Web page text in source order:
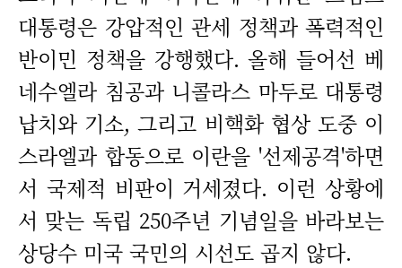
대통령은 강압적인 관세 정책과 폭력적인
반이민 정책을 강행했다. 올해 들어선 베
네수엘라 침공과 니콜라스 마두로 대통령
납치와 기소, 그리고 비핵화 협상 도중 이
스라엘과 합동으로 이란을 '선제공격'하면
서 국제적 비판이 거세졌다. 이런 상황에
서 맞는 독립 250주년 기념일을 바라보는
상당수 미국 국민의 시선도 곱지 않다.